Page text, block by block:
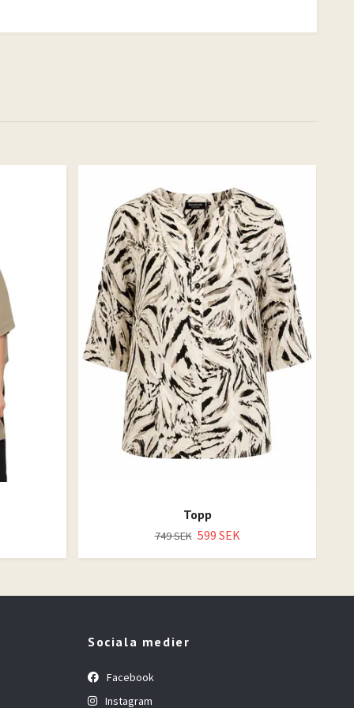
Topp
749 SEK 599 SEK
Sociala medier
Facebook
Instagram